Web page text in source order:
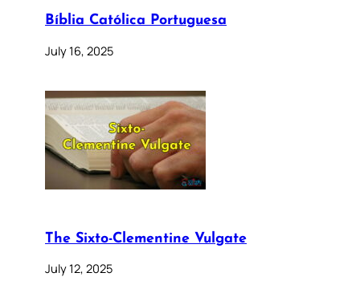
Bíblia Católica Portuguesa
July 16, 2025
The Sixto-Clementine Vulgate
July 12, 2025